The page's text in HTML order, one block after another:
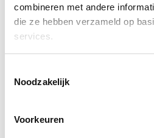
combineren met andere
die ze hebben verzameld op
services.
Noodzakelijk
Voorkeuren